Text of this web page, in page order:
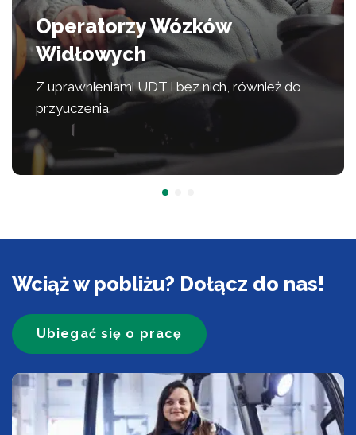
Operatorzy Wózków
Widłowych
Z uprawnieniami UDT i bez nich, również do
przyuczenia.
Wciąż w pobliżu? Dołącz do nas!
Ubiegać się o pracę